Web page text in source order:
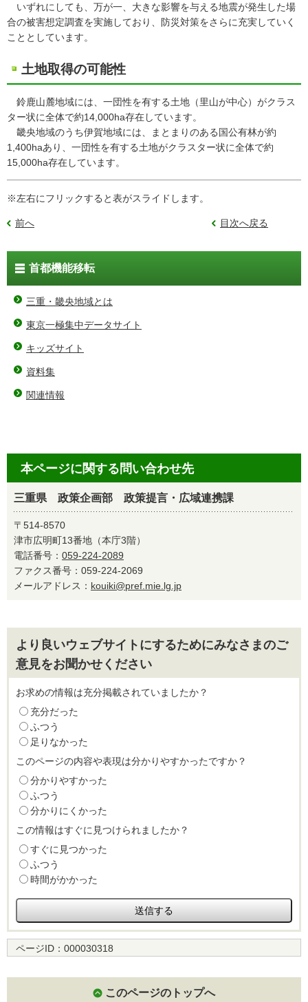
いずれにしても、万が一、大きな影響を与える地震が発生した場
合の被害想定調査を実施しており、防災対策をさらに充実していく
こととしています。
土地取得の可能性
鈴鹿山麓地域には、一団性を有する土地（里山が中心）がクラス
ター状に全体で約14,000ha存在しています。
畿央地域のうち伊賀地域には、まとまりのある国公有林が約
1,400haあり、一団性を有する土地がクラスター状に全体で約
15,000ha存在しています。
※左右にフリックすると表がスライドします。
前へ 目次へ戻る
首都機能移転
三重・畿央地域とは
東京一極集中データサイト
キッズサイト
資料集
関連情報
本ページに関する問い合わせ先
三重県 政策企画部 政策提言・広域連携課
〒514-8570
津市広明町13番地（本庁3階）
電話番号： 059-224-2089
ファクス番号：059-224-2069
メールアドレス： kouiki@pref.mie.lg.jp
より良いウェブサイトにするためにみなさまのご
意見をお聞かせください
お求めの情報は充分掲載されていましたか？
充分だった
ふつう
足りなかった
このページの内容や表現は分かりやすかったですか？
分かりやすかった
ふつう
分かりにくかった
この情報はすぐに見つけられましたか？
すぐに見つかった
ふつう
時間がかかった
ページID： 000030318
このページのトップへ